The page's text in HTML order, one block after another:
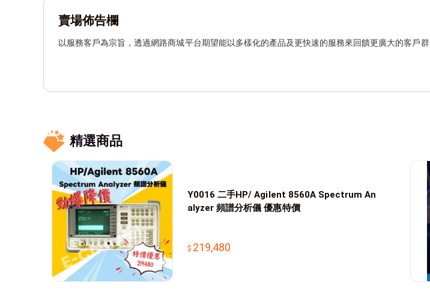
賣場佈告欄
精選商品
Y0016 二手HP/ Agilent 8560A Spectrum An
alyzer 頻譜分析儀 優惠特價
219,480